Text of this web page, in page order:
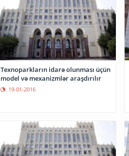
Texnoparkların idarə olunması üçün
model və mexanizmlər araşdırılır
19-01-2016